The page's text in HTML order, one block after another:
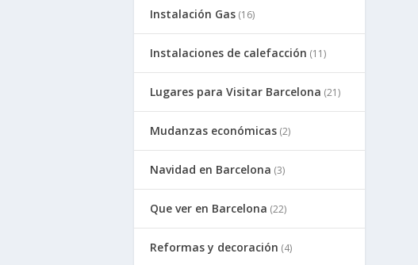
Instalación Gas (16)
Instalaciones de calefacción (11)
Lugares para Visitar Barcelona (21)
Mudanzas económicas (2)
Navidad en Barcelona (3)
Que ver en Barcelona (22)
Reformas y decoración (4)